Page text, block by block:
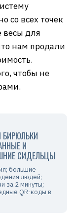
со всех точек
весы для
нам продали
чтобы не
БИРЮЛЬКИ
И
СИДЕЛЬЦЫ
большие
людей;
за 2 минуты;
QR-коды в